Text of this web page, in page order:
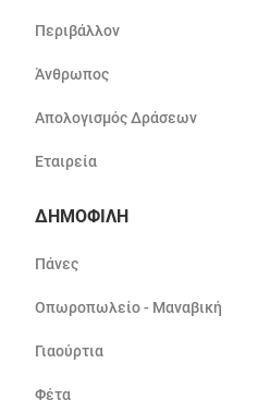
Περιβάλλον
Άνθρωπος
Απολογισμός Δράσεων
Εταιρεία
ΔΗΜΟΦΙΛΗ
Πάνες
Οπωροπωλείο - Μαναβική
Γιαούρτια
Φέτα